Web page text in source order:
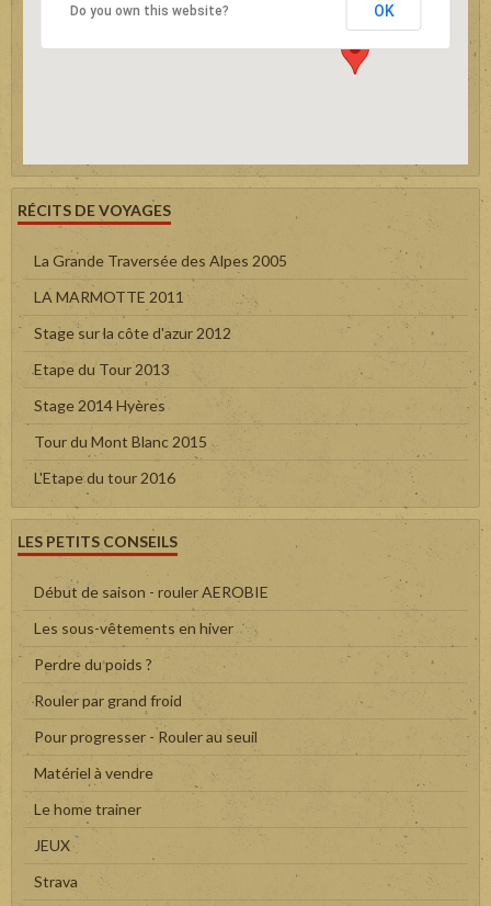
Do you own this website? OK
RÉCITS DE VOYAGES
La Grande Traversée des Alpes 2005
LA MARMOTTE 2011
Stage sur la côte d'azur 2012
Etape du Tour 2013
Stage 2014 Hyères
Tour du Mont Blanc 2015
L'Etape du tour 2016
LES PETITS CONSEILS
Début de saison - rouler AEROBIE
Les sous-vêtements en hiver
Perdre du poids ?
Rouler par grand froid
Pour progresser - Rouler au seuil
Matériel à vendre
Le home trainer
JEUX
Strava